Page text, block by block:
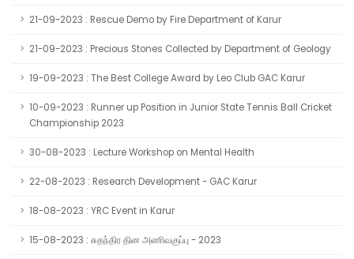
21-09-2023 : Rescue Demo by Fire Department of Karur
21-09-2023 : Precious Stones Collected by Department of Geology
19-09-2023 : The Best College Award by Leo Club GAC Karur
10-09-2023 : Runner up Position in Junior State Tennis Ball Cricket
Championship 2023
30-08-2023 : Lecture Workshop on Mental Health
22-08-2023 : Research Development - GAC Karur
18-08-2023 : YRC Event in Karur
15-08-2023 : சுதந்திர தின அணிவகுப்பு - 2023